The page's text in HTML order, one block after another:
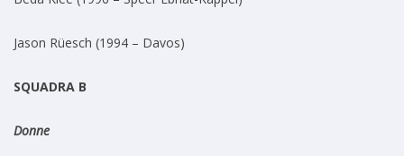
Jason Rüesch (1994 – Davos)
SQUADRA B
Donne